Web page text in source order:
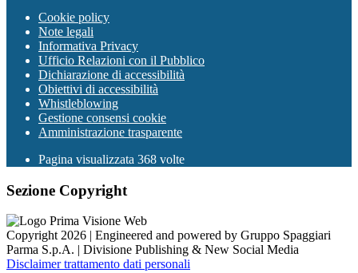
Cookie policy
Note legali
Informativa Privacy
Ufficio Relazioni con il Pubblico
Dichiarazione di accessibilità
Obiettivi di accessibilità
Whistleblowing
Gestione consensi cookie
Amministrazione trasparente
Pagina visualizzata 368 volte
Sezione Copyright
Copyright 2026 | Engineered and powered by Gruppo Spaggiari
Parma S.p.A. | Divisione Publishing & New Social Media
Disclaimer trattamento dati personali